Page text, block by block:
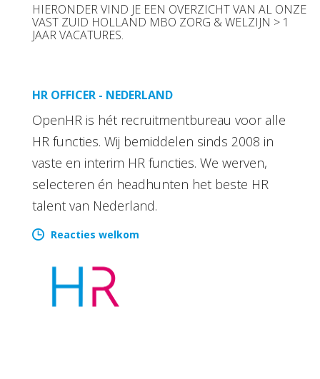
HIERONDER VIND JE EEN OVERZICHT VAN AL ONZE
VAST ZUID HOLLAND MBO ZORG & WELZIJN > 1
JAAR VACATURES.
HR OFFICER - NEDERLAND
OpenHR is hét recruitmentbureau voor alle
HR functies. Wij bemiddelen sinds 2008 in
vaste en interim HR functies. We werven,
selecteren én headhunten het beste HR
talent van Nederland.
Reacties welkom